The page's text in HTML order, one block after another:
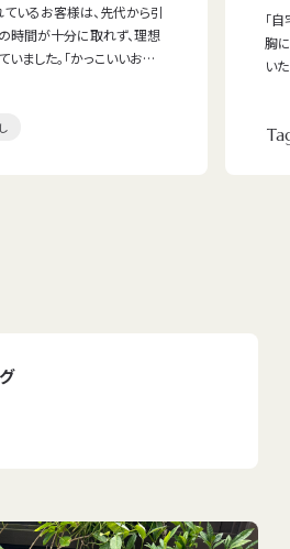
いるお客様は、先代から引
時間が十分に取れず、理想
ました。「かっこいいお庭
「
胸
い
ナ